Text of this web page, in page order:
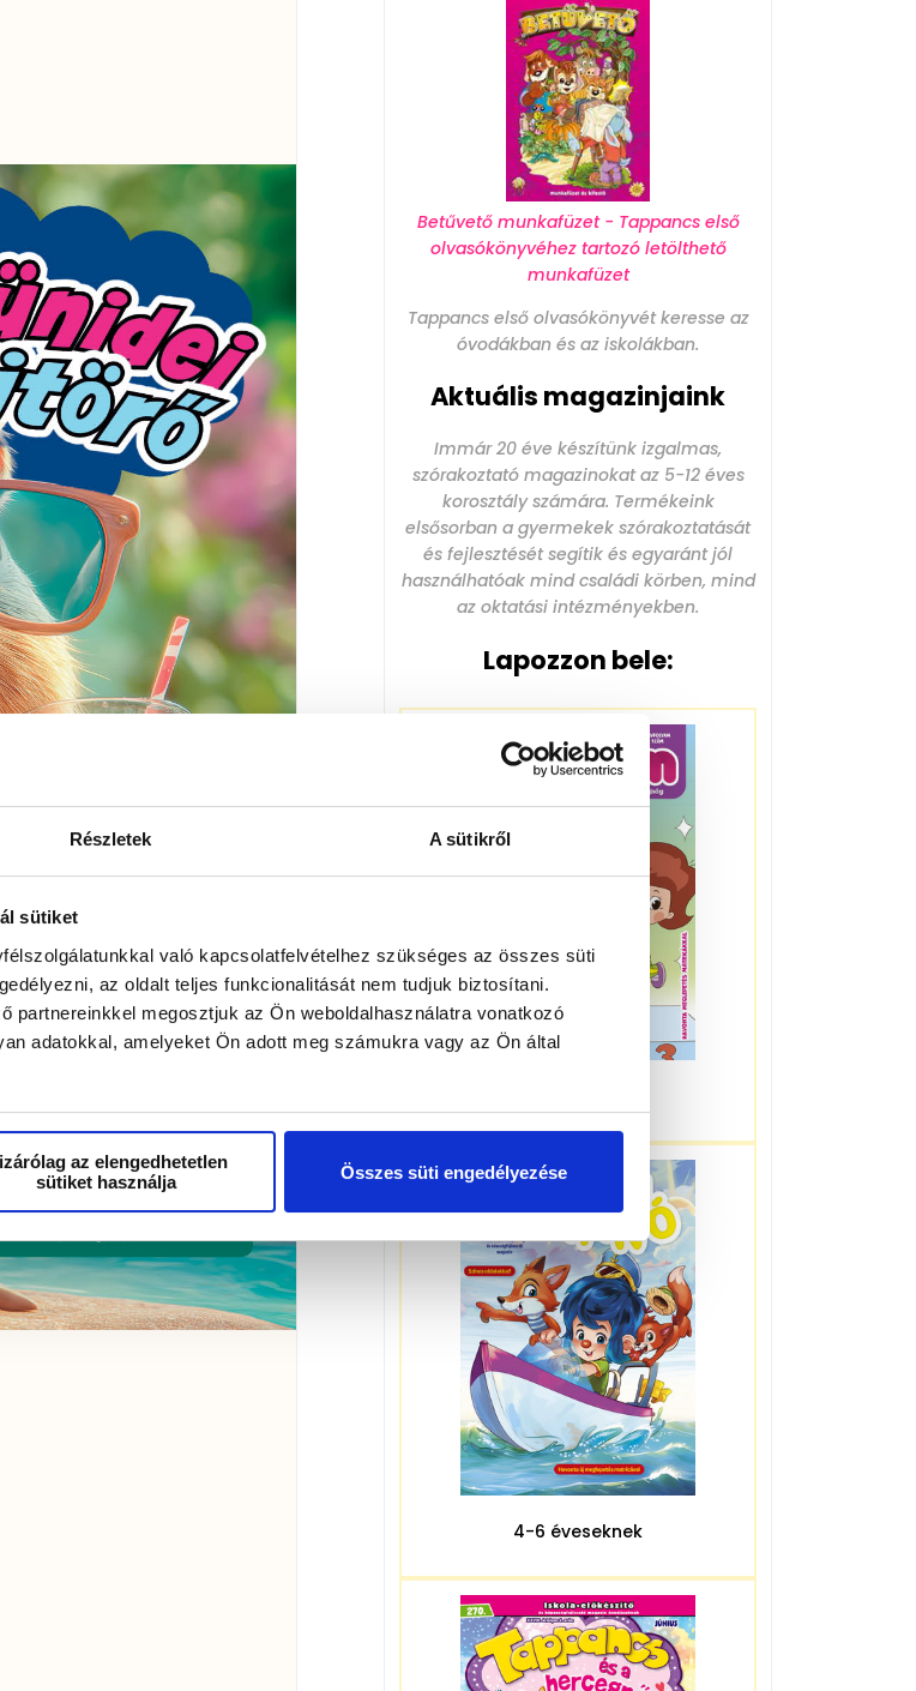
Részletek A sütikről
sütiket
való kapcsolatfelvételhez szükséges az összes süti
az oldalt teljes funkcionalitását nem tudjuk biztosítani.
partnereinkkel megosztjuk az Ön weboldalhasználatra vonatkozó
adatokkal, amelyeket Ön adott meg számukra vagy az Ön által
az elengedhetetlen
sütiket használja
Összes süti engedélyezése
Betűvető munkafüzet - Tappancs első
olvasókönyvéhez tartozó letölthető
munkafüzet
Tappancs első olvasókönyvét keresse az
óvodákban és az iskolákban.
Aktuális magazinjaink
Immár 20 éve készítünk izgalmas,
szórakoztató magazinokat az 5-12 éves
korosztály számára. Termékeink
elsősorban a gyermekek szórakoztatását
és fejlesztését segítik és egyaránt jól
használhatóak mind családi körben, mind
az oktatási intézményekben.
Lapozzon bele:
4-6 éveseknek